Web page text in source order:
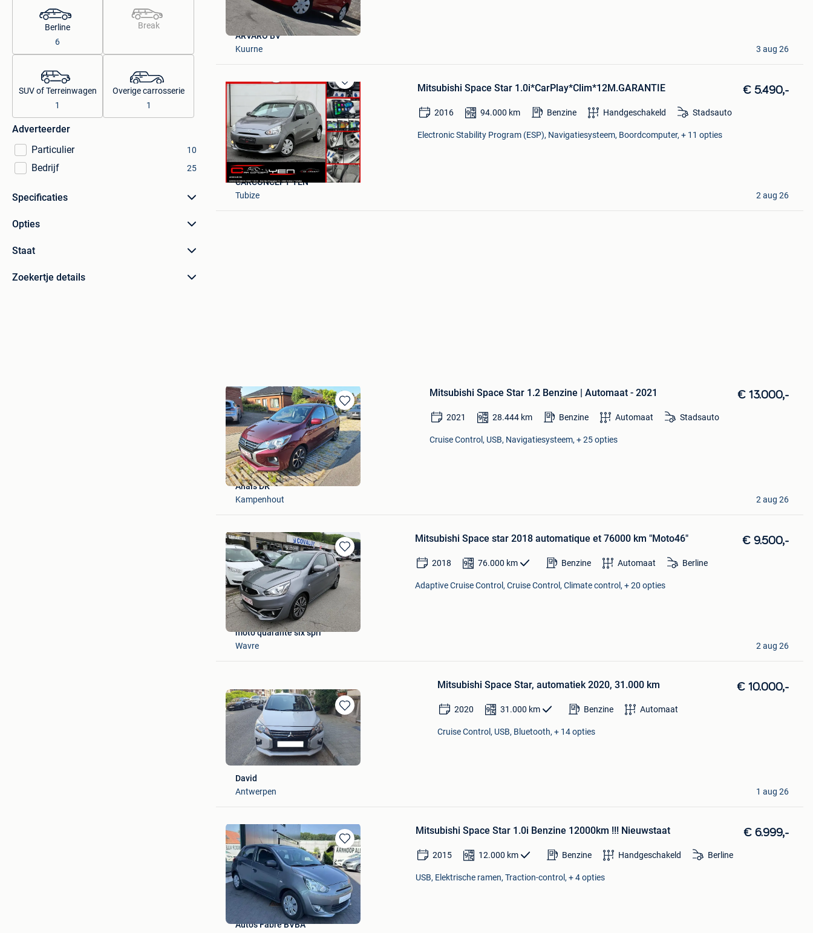
Berline
6
Break
SUV of Terreinwagen
1
Overige carrosserie
1
Adverteerder
Particulier
10
Bedrijf 25
Specificaties
Opties
Staat
Zoekertje details
ARVARO BV
Kuurne
3 aug 26
Bewaren
in
Mijn
Favorieten
Mitsubishi Space Star 1.0i*CarPlay*Clim*12M.GARANTIE € 5.490,-
2016 94.000 km Benzine Handgeschakeld Stadsauto
Electronic Stability Program (ESP), Navigatiesysteem, Boordcomputer, + 11 opties
CARCONCEPT YEN
Tubize
2 aug 26
Bewaren
in
Mijn
Favorieten
Mitsubishi Space Star 1.2 Benzine | Automaat - 2021 € 13.000,-
2021 28.444 km Benzine Automaat Stadsauto
Cruise Control, USB, Navigatiesysteem, + 25 opties
Anaïs DK
Kampenhout
2 aug 26
Bewaren
in
Mijn
Favorieten
Mitsubishi Space star 2018 automatique et 76000 km "Moto46" € 9.500,-
2018 76.000 km Benzine Automaat Berline
Adaptive Cruise Control, Cruise Control, Climate control, + 20 opties
moto quarante six sprl
Wavre
2 aug 26
Bewaren
in
Favorieten
Mitsubishi Space Star, automatiek 2020, 31.000 km € 10.000,-
2020 31.000 km Benzine Automaat
Cruise Control, USB, Bluetooth, + 14 opties
David
Antwerpen
1 aug 26
Bewaren
in
Mijn
Favorieten
Mitsubishi Space Star 1.0i Benzine 12000km !!! Nieuwstaat € 6.999,-
2015 12.000 km Benzine Handgeschakeld Berline
USB, Elektrische ramen, Traction-control, + 4 opties
Auto's Fabre BVBA